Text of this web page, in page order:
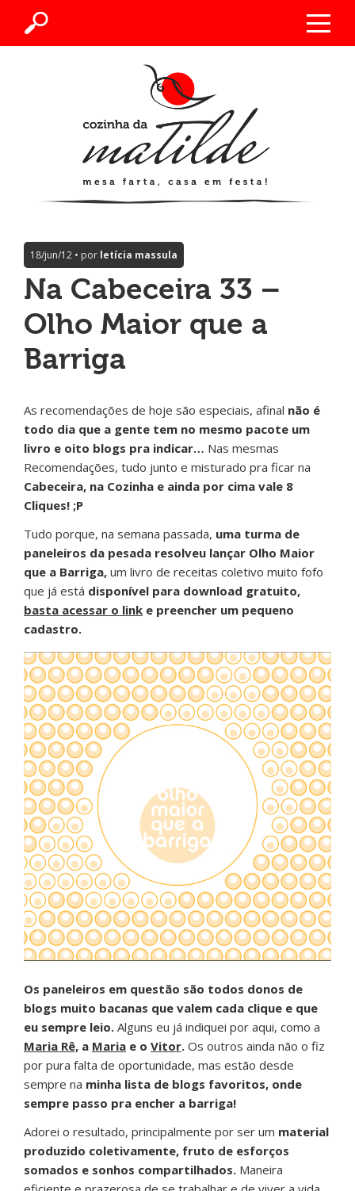
18/jun/12 • por letícia massula
Na Cabeceira 33 –
Olho Maior que a
Barriga
As recomendações de hoje são especiais, afinal não é
todo dia que a gente tem no mesmo pacote um
livro e oito blogs pra indicar… Nas mesmas
Recomendações, tudo junto e misturado pra ficar na
Cabeceira, na Cozinha e ainda por cima vale 8
Cliques! ;P
Tudo porque, na semana passada, uma turma de
paneleiros da pesada resolveu lançar Olho Maior
que a Barriga, um livro de receitas coletivo muito fofo
que já está disponível para download gratuito,
basta acessar o link e preencher um pequeno
cadastro.
Os paneleiros em questão são todos donos de
blogs muito bacanas que valem cada clique e que
eu sempre leio. Alguns eu já indiquei por aqui, como a
Maria Rê, a Maria e o Vitor. Os outros ainda não o fiz
por pura falta de oportunidade, mas estão desde
sempre na minha lista de blogs favoritos, onde
sempre passo pra encher a barriga!
Adorei o resultado, principalmente por ser um material
produzido coletivamente, fruto de esforços
somados e sonhos compartilhados. Maneira